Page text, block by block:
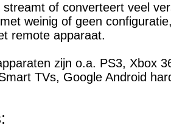
of converteert veel
weinig of geen
remote apparaat.
zijn o.a. PS3, Xbox
TVs, Google Android